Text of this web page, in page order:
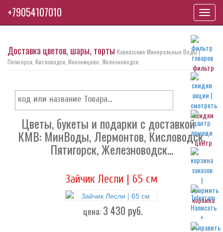
фильтр
скидки
центр
корзина
Доставка цветов, шары, торты Кавказские Минеральные Воды |
Пятигорск, Кисловодск, Иноземцево, Железноводск
Цветы, букеты и подарки с доставкой -
КМВ: МинВоды, Лермонтов, Кисловодск,
Пятигорск, Железноводск...
Зайчик Лесли | 65 см
цена: 3 430 руб.
+79054107010